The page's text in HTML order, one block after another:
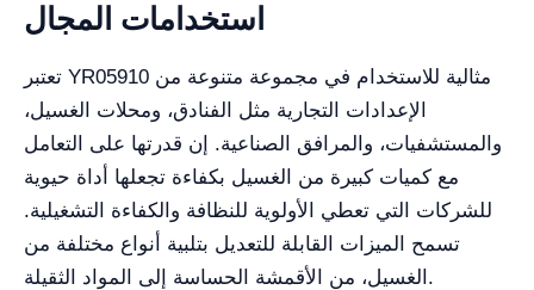
استخدامات المجال
تعتبر YR05910 مثالية للاستخدام في مجموعة متنوعة من
الإعدادات التجارية مثل الفنادق، ومحلات الغسيل،
والمستشفيات، والمرافق الصناعية. إن قدرتها على التعامل
مع كميات كبيرة من الغسيل بكفاءة تجعلها أداة حيوية
للشركات التي تعطي الأولوية للنظافة والكفاءة التشغيلية.
تسمح الميزات القابلة للتعديل بتلبية أنواع مختلفة من
الغسيل، من الأقمشة الحساسة إلى المواد الثقيلة.